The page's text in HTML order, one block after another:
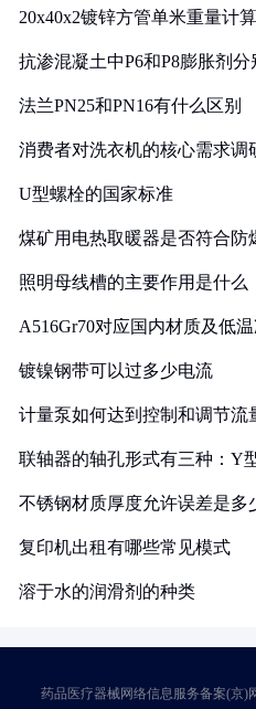
20x40x2镀锌方管单米重量计
抗渗混凝土中P6和P8膨胀剂
法兰PN25和PN16有什么区别
消费者对洗衣机的核心需求调
U型螺栓的国家标准
煤矿用电热取暖器是否符合防
照明母线槽的主要作用是什么
A516Gr70对应国内材质及低
镀镍钢带可以过多少电流
计量泵如何达到控制和调节流
联轴器的轴孔形式有三种：Y
不锈钢材质厚度允许误差是多
复印机出租有哪些常见模式
溶于水的润滑剂的种类
药品医疗器械网络信息服务备案(京)